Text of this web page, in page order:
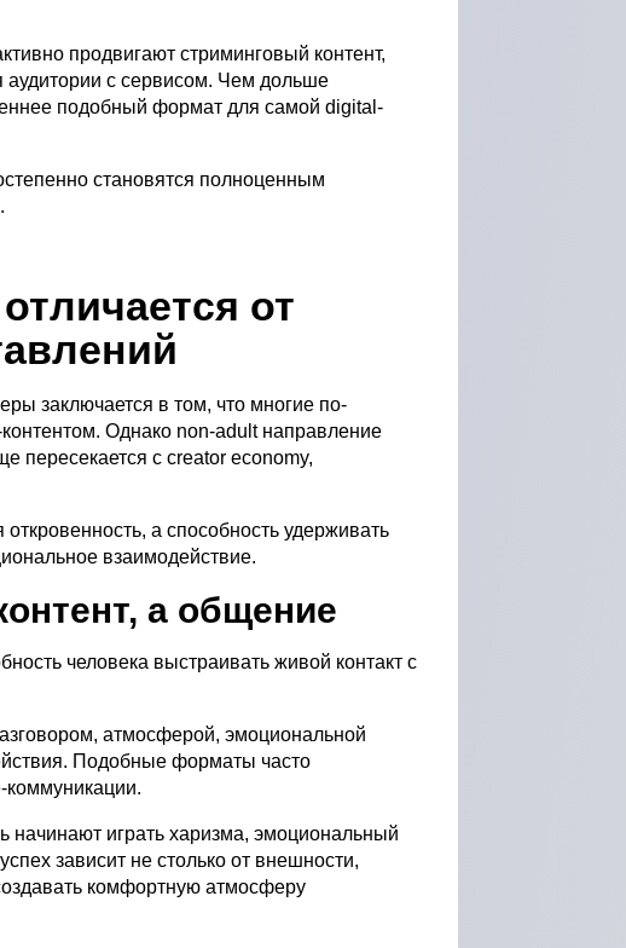
продвигают стриминговый контент,
аудитории с сервисом. Чем дольше
подобный формат для самой digital-
становятся полноценным
от
заключается в том, что многие по-
Однако non-adult направление
пересекается с creator economy,
а способность удерживать
взаимодействие.
а общение
человека выстраивать живой контакт с
атмосферой, эмоциональной
Подобные форматы часто
коммуникации.
начинают играть харизма, эмоциональный
зависит не столько от внешности,
комфортную атмосферу